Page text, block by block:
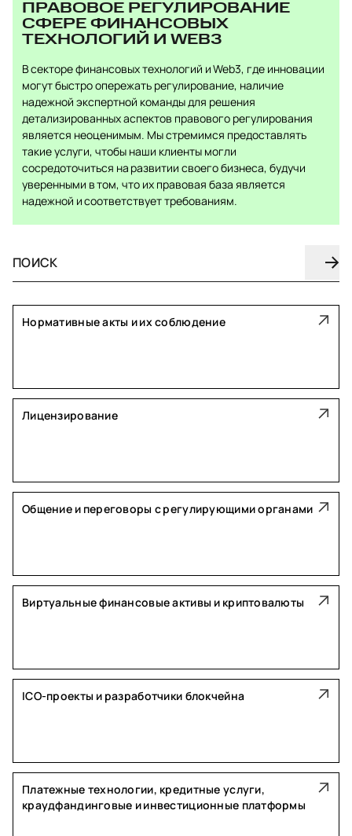
ПРАВОВОЕ РЕГУЛИРОВАНИЕ
СФЕРЕ ФИНАНСОВЫХ
ТЕХНОЛОГИЙ И WEB3
В секторе финансовых технологий и Web3, где инновации
могут быстро опережать регулирование, наличие
надежной экспертной команды для решения
детализированных аспектов правового регулирования
является неоценимым. Мы стремимся предоставлять
такие услуги, чтобы наши клиенты могли
сосредоточиться на развитии своего бизнеса, будучи
уверенными в том, что их правовая база является
надежной и соответствует требованиям.
Нормативные акты и их соблюдение
Лицензирование
Общение и переговоры с регулирующими органами
Виртуальные финансовые активы и криптовалюты
ICO-проекты и разработчики блокчейна
Платежные технологии, кредитные услуги,
краудфандинговые и инвестиционные платформы